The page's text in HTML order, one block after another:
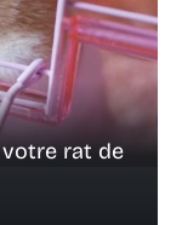
rat de